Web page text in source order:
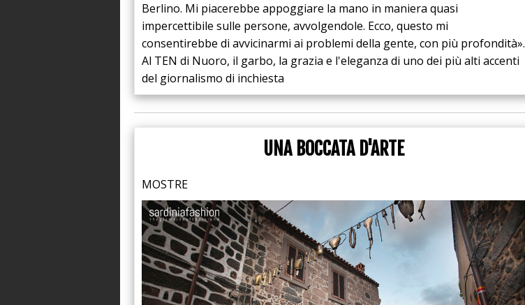
Berlino. Mi piacerebbe appoggiare la mano in maniera quasi
impercettibile sulle persone, avvolgendole. Ecco, questo mi
consentirebbe di avvicinarmi ai problemi della gente, con più profondità».
Al TEN di Nuoro, il garbo, la grazia e l'eleganza di uno dei più alti accenti
del giornalismo di inchiesta
UNA BOCCATA D'ARTE
MOSTRE